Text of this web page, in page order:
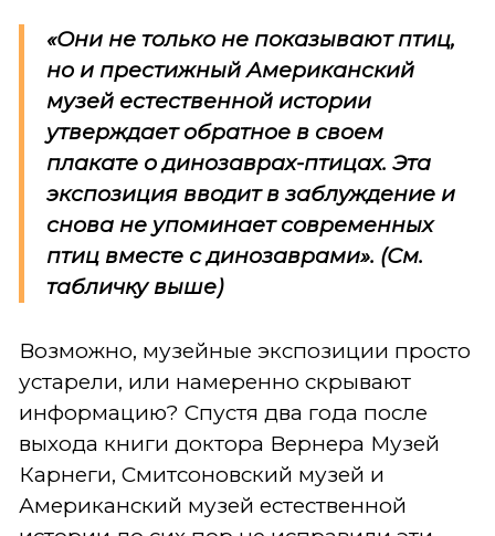
«Они не только не показывают птиц,
но и престижный Американский
музей естественной истории
утверждает обратное в своем
плакате о динозаврах-птицах. Эта
экспозиция вводит в заблуждение и
снова не упоминает современных
птиц вместе с динозаврами». (См.
табличку выше)
Возможно, музейные экспозиции просто
устарели, или намеренно скрывают
информацию? Спустя два года после
выхода книги доктора Вернера Музей
Карнеги, Смитсоновский музей и
Американский музей естественной